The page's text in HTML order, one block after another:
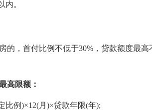
内。
的，首付比例不低于30%，贷款额度最高
高限额：
比例)×12(月)×贷款年限(年);